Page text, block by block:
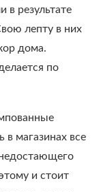
результате
лепту в них
дома.
по
магазинах все
и стоит